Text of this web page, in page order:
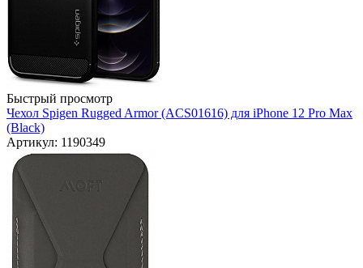
Быстрый просмотр
Чехол Spigen Rugged Armor (ACS01616) для iPhone 12 Pro Max
(Black)
Артикул: 1190349